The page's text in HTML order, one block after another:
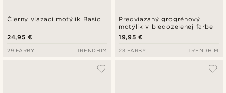
Čierny viazací motýlik Basic
24,95 €
29 FARBY TRENDHIM
Predviazaný grogrénový
motýlik v bledozelenej farbe
19,95 €
23 FARBY TRENDHIM